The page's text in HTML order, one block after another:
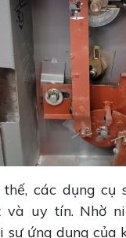
thế, các dụng
và uy tín. Nhờ
sự ứng dụng của